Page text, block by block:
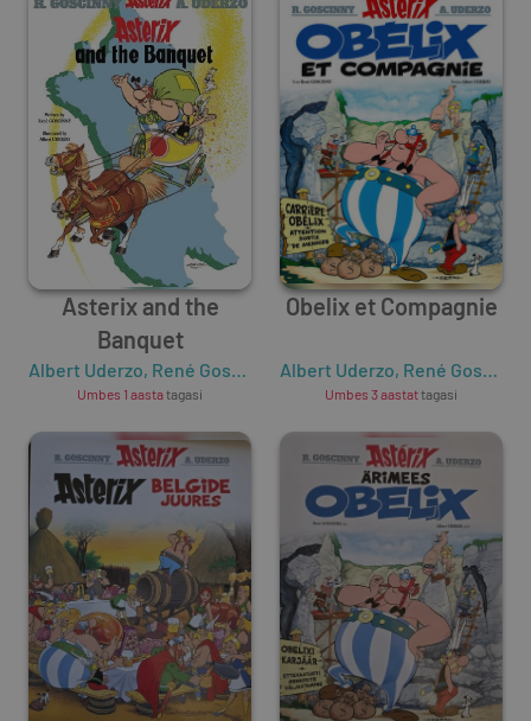
Asterix and the
Banquet
Albert Uderzo, René Goscinny
Umbes 1 aastatagasi
Obelix et Compagnie
Albert Uderzo, René Goscinny
Umbes 3 aastattagasi